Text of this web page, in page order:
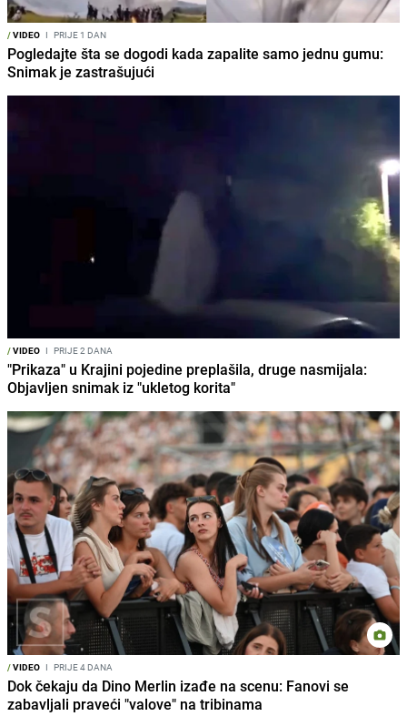
/VIDEO I PRIJE 1 DAN
Pogledajte šta se dogodi kada zapalite samo jednu gumu:
Snimak je zastrašujući
/VIDEO I PRIJE 2 DANA
"Prikaza" u Krajini pojedine preplašila, druge nasmijala:
Objavljen snimak iz "ukletog korita"
/VIDEO I PRIJE 4 DANA
Dok čekaju da Dino Merlin izađe na scenu: Fanovi se
zabavljali praveći "valove" na tribinama